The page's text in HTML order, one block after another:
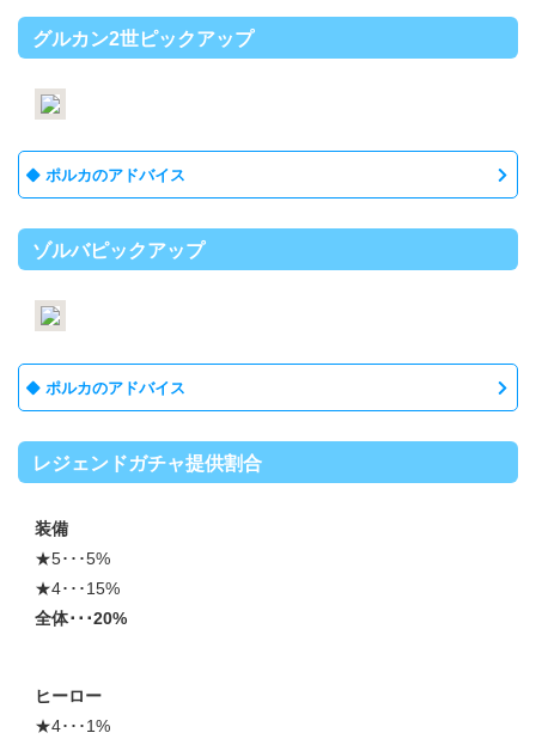
グルカン2世ピックアップ
ポルカのアドバイス
ゾルバピックアップ
ポルカのアドバイス
レジェンドガチャ提供割合
装備
★5･･･5%
★4･･･15%
全体･･･20%
ヒーロー
★4･･･1%